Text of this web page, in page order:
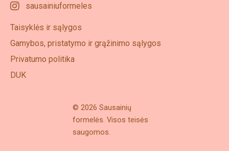
sausainiuformeles
Taisyklės ir sąlygos
Gamybos, pristatymo ir grąžinimo sąlygos
Privatumo politika
DUK
© 2026 Sausainių
formelės. Visos teisės
saugomos.